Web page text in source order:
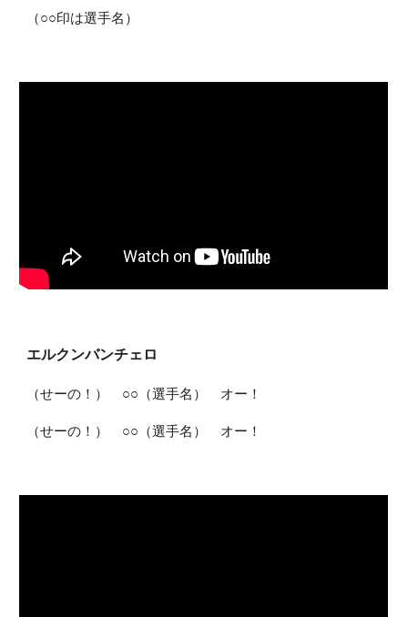
（○○印は選手名）
エルクンバンチェロ
（せーの！） ○○（選手名） オー！
（せーの！） ○○（選手名） オー！